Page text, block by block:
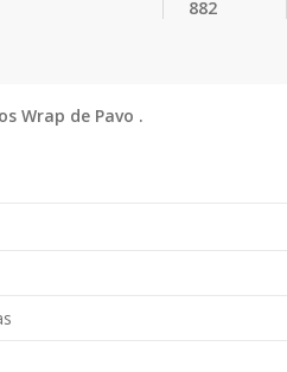
882
Wrap de Pavo .